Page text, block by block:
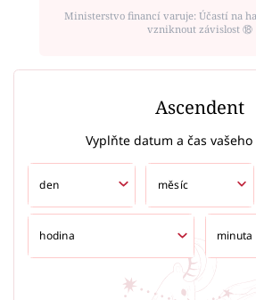
Ministerstvo financí varuje: Účastí na
vzniknout závislost ⑱
Ascendent
Vyplňte datum a čas